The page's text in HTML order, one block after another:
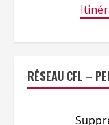
RÉSEAU CFL –